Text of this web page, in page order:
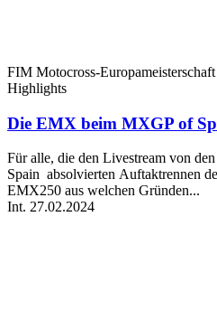
FIM Motocross-
Highlights
Die EMX beim MXGP of
Für alle, die den Livestream von
Spain absolvierten Auftaktrennen
EMX250 aus welchen Gründen...
Int. 27.02.2024